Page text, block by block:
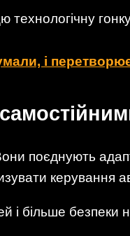
і
поєднують
керування
і більше безпеки